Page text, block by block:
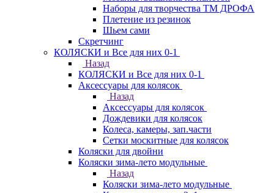
Наборы для творчества ТМ ДРОФА
Плетение из резинок
Шьем сами
Скретчинг
КОЛЯСКИ и Все для них 0-1
Назад
КОЛЯСКИ и Все для них 0-1
Аксессуары для колясок
Назад
Аксессуары для колясок
Дождевики для колясок
Колеса, камеры, зап.части
Сетки москитные для колясок
Коляски для двойни
Коляски зима-лето модульные
Назад
Коляски зима-лето модульные